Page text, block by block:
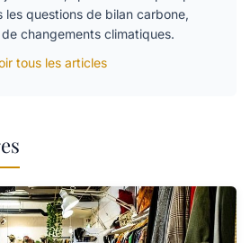
les questions de bilan carbone,
changements climatiques.
tous les articles